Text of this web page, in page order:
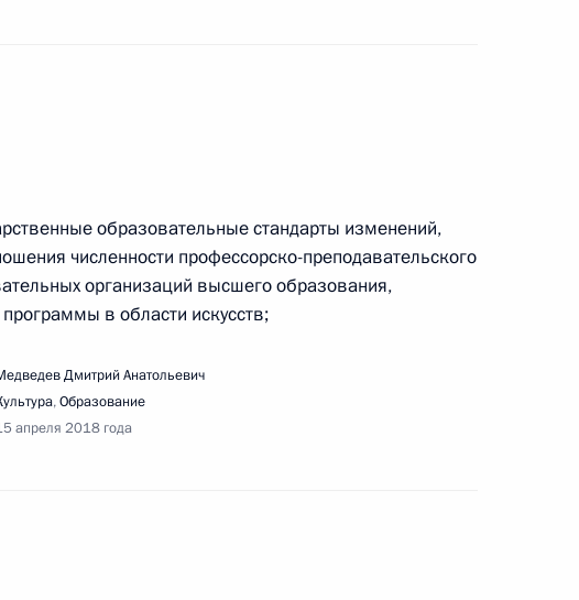
президиума Госсовета
среду Байкальской природной территории
образовательные стандарты изменений,
численности профессорско-преподавательского
организаций высшего образования,
в области искусств;
Дмитрий Анатольевич
,Образование
апреля 2018 года